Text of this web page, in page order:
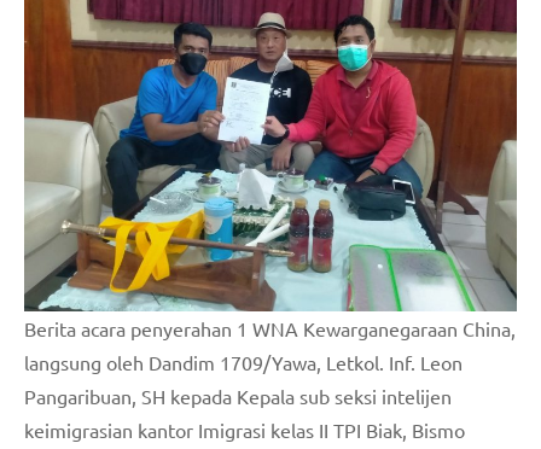
Berita acara penyerahan 1 WNA Kewarganegaraan China,
langsung oleh Dandim 1709/Yawa, Letkol. Inf. Leon
Pangaribuan, SH kepada Kepala sub seksi intelijen
keimigrasian kantor Imigrasi kelas II TPI Biak, Bismo